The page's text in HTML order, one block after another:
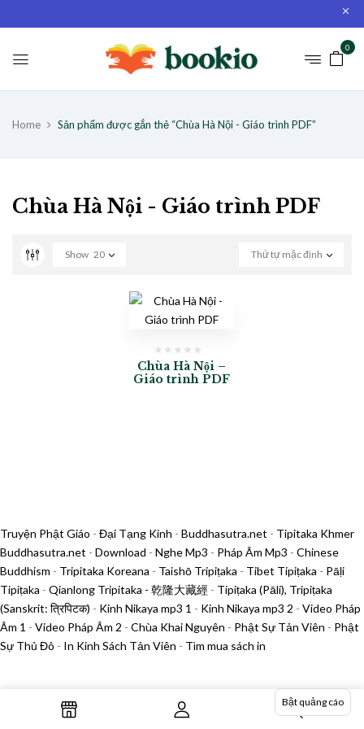
0
Home Sản phẩm được gắn thẻ “Chùa Hà Nội - Giáo trình PDF”
Chùa Hà Nội - Giáo trình PDF
Thứ tự mặc định
Show 20
Chùa Hà Nội –
Giáo trình PDF
Bật quảng cáo
Truyện Phật Giáo - Đại Tạng Kinh - Buddhasutra.net - Tipitaka Khmer
Buddhasutra.net - Download - Nghe Mp3 - Pháp Âm Mp3 - Chinese
Buddhism - Tripitaka Koreana - Taishō Tripiṭaka - Tibet Tipiṭaka - Pāḷi
Tipiṭaka - Qianlong Tripitaka - 乾隆大藏經 - Tipiṭaka (Pāli), Tripiṭaka
(Sanskrit: त्रिपिटक) - Kinh Nikaya mp3 1 - Kinh Nikaya mp3 2 - Video Pháp
Âm 1 - Video Pháp Âm 2 - Chùa Khai Nguyên - Phật Sự Tản Viên - Phật
Sự Thủ Đô - In Kinh Sách Tản Viên - Tìm mua sách in